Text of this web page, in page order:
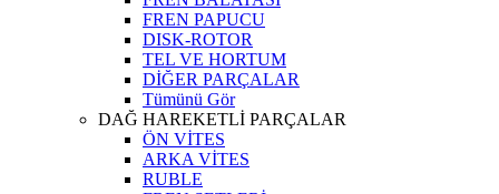
FREN PAPUCU
DISK-ROTOR
TEL VE HORTUM
DİĞER PARÇALAR
Tümünü Gör
DAĞ HAREKETLİ PARÇALAR
ÖN VİTES
ARKA VİTES
RUBLE